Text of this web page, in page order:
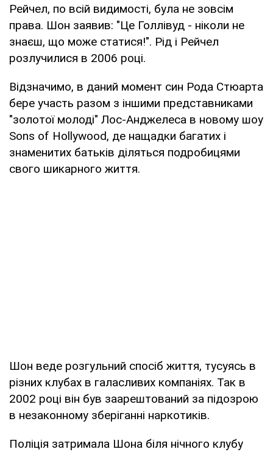
Рейчел, по всій видимості, була не зовсім
права. Шон заявив: "Це Голлівуд - ніколи не
знаєш, що може статися!". Рід і Рейчел
розлучилися в 2006 році.
Відзначимо, в даний момент син Рода Стюарта
бере участь разом з іншими представниками
"золотої молоді" Лос-Анджелеса в новому шоу
Sons of Hollywood, де нащадки багатих і
знаменитих батьків діляться подробицями
свого шикарного життя.
Шон веде розгульний спосіб життя, тусуясь в
різних клубах в галасливих компаніях. Так в
2002 році він був заарештований за підозрою
в незаконному зберіганні наркотиків.
Поліція затримала Шона біля нічного клубу